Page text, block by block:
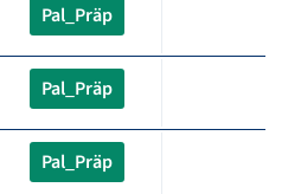
Pal_Präp
Pal_Präp
Pal_Präp